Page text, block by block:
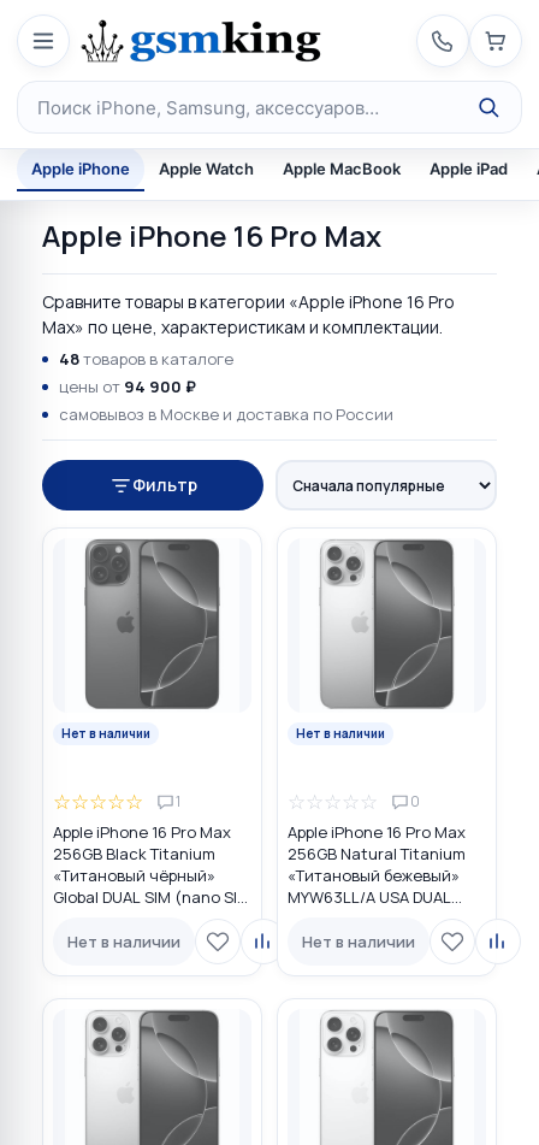
Перейти к содержимому
Поиск по каталогу
Apple iPhone Apple Watch Apple MacBook Apple iPad
Apple iPhone 16 Pro Max
Сравните товары в категории «Apple iPhone 16 Pro
Max» по цене, характеристикам и комплектации.
48товаров в каталоге
цены от 94 900 ₽
самовывоз в Москве и доставка по России
Фильтр
Нет в наличии
☆☆☆☆☆ 1
Apple iPhone 16 Pro Max
256GB Black Titanium
«Титановый чёрный»
Global DUAL SIM (nano SIM
Нет в наличии
Нет в наличии
☆☆☆☆☆ 0
Apple iPhone 16 Pro Max
256GB Natural Titanium
«Tитановый бежевый»
MYW63LL/A USA DUAL
Нет в наличии